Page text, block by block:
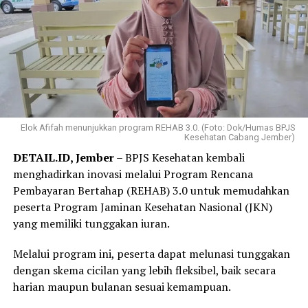
Elok Afifah menunjukkan program REHAB 3.0. (Foto: Dok/Humas BPJS
Kesehatan Cabang Jember)
DETAIL.ID, Jember– BPJS Kesehatan kembali
menghadirkan inovasi melalui Program Rencana
Pembayaran Bertahap (REHAB) 3.0 untuk memudahkan
peserta Program Jaminan Kesehatan Nasional (JKN)
yang memiliki tunggakan iuran.
Melalui program ini, peserta dapat melunasi tunggakan
dengan skema cicilan yang lebih fleksibel, baik secara
harian maupun bulanan sesuai kemampuan.